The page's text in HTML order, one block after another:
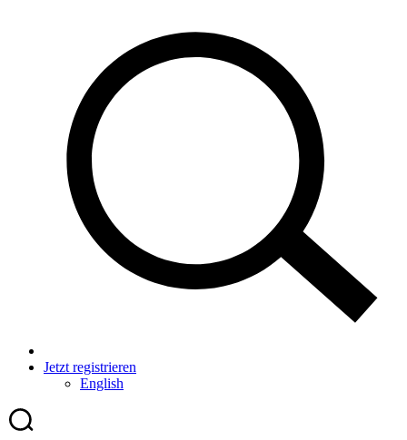
Jetzt registrieren
English